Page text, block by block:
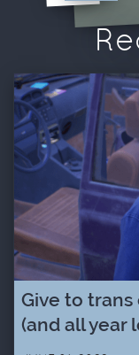
Give to
(and all year